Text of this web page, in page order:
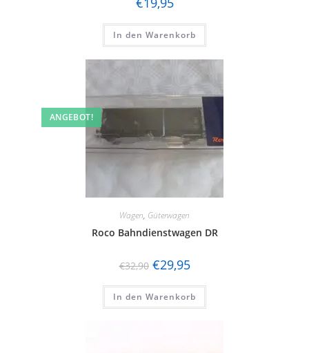
In den Warenkorb
ANGEBOT!
Wagen, Güterwagen
Roco Bahndienstwagen DR
€32,90 €29,95
In den Warenkorb